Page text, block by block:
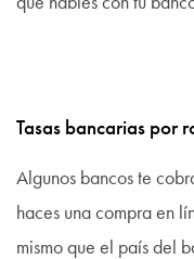
Tasas bancarias por
Algunos bancos te
haces una compra en
mismo que el país del